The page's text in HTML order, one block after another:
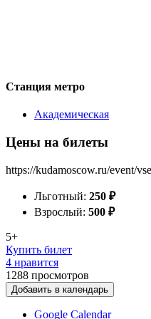
Станция метро
Академическая
Цены на билеты
https://kudamoscow.ru/event/
Льготный: 250 ₽
Взрослый: 500 ₽
5+
Купить билет
4 нравится
1288 просмотров
Добавить в календарь
Google Calendar